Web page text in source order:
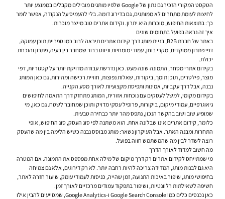
הטקסט המקורי הזכיר גם נתון של Google שלפיו מותגים מובילים מקבלים בממוצע יותר
לחיצות לעומת מתחרים לא ממותגים, גם בדירוג דומה. בלי להעמיס על הנקודה, אפשר לומר
כך: בתוצאות החיפוש, מוכרות היא יתרון. וקידום אתרים טוב מייצר מוכרות.
איך זה נראה בפועל בתחומים שונים
באתר של חברת B2B, בניית מותג דרך קידום אתרים תיראה לרוב כמו ספריית תוכן עמוקה,
דפי פתרון ממוקדים, מקרי בוחן, עמודי מומחיות וניווט ברור שמחבר בין בעיה, פתרון והוכחת
יכולת.
בקידום אתרי מסחר, התמונה שונה מעט. כאן נדרשת עבודה מדויקת יותר על קטגוריות, דפי
מוצר, פילטרים, תוכן תומך, ביקורות, שאלות נפוצות, חוויית רכישה ומהירות. גם כאן המותג
נבנה, אבל דרך עקביות, אמינות ותפיסת מקצועיות לאורך מסע הקנייה.
בקידום מקומי, למשל לעסקים עם נוכחות אזורית, המותג מתחזק דרך התאמה לחיפושים
גיאוגרפיים, עמודי מיקום, ביקורות, פרופיל עסקי מדויק ותוכן שמחובר לשטח. גם כאן, מי
שמופיע שוב ושוב בהקשר הנכון, נתפס מהר יותר כבחירה טבעית.
כלומר, קידום אתרים אינו שבלונה אחת. הוא משתנה לפי סוג העסק, סוג החיפוש, אופי
התחרות ומבנה האתר. אבל העיקרון נשאר: מותג מבוסס נבנה כשיש הלימה בין מה שהעסק
רוצה לשדר לבין מה שהמשתמש חווה בפועל.
מה חשוב למדוד לאורך הדרך
מי שמתייחס לקידום אתרים רק דרך מיקום של מילה אחת מפספס את התמונה. אם המטרה
היא גם לבנות מותג, המדידה צריכה להיות רחבה יותר. לא רק דירוגים, אלא גם צמיחה
בחיפושי מותג, שיפור באיכות התנועה, זמן שהייה, כניסות לעמודי עומק, שיעור חזרה לאתר,
חשיפה לשאילתות רלוונטיות, ושיפור בתפקוד עמודים מרכזיים לאורך זמן.
כאן נכנסים כלים כמו Google Search Console ו-Google Analytics, שמסייעים להבין אילו